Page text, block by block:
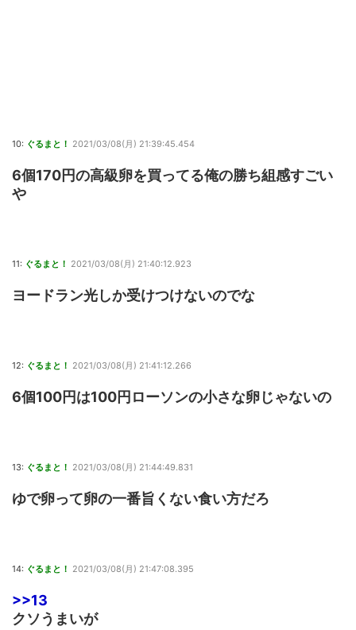
10: ぐるまと！ 2021/03/08(月) 21:39:45.454
6個170円の高級卵を買ってる俺の勝ち組感すごい
や
11: ぐるまと！ 2021/03/08(月) 21:40:12.923
ヨードラン光しか受けつけないのでな
12: ぐるまと！ 2021/03/08(月) 21:41:12.266
6個100円は100円ローソンの小さな卵じゃないの
13: ぐるまと！ 2021/03/08(月) 21:44:49.831
ゆで卵って卵の一番旨くない食い方だろ
14: ぐるまと！ 2021/03/08(月) 21:47:08.395
>>13
クソうまいが